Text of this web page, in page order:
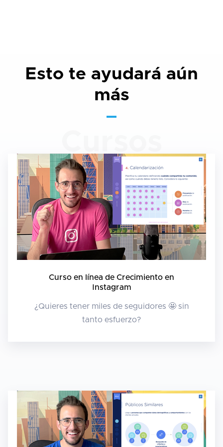
Esto te ayudará aún
más
Curso en línea de Crecimiento en
Instagram
¿Quieres tener miles de seguidores 🤩 sin
tanto esfuerzo?